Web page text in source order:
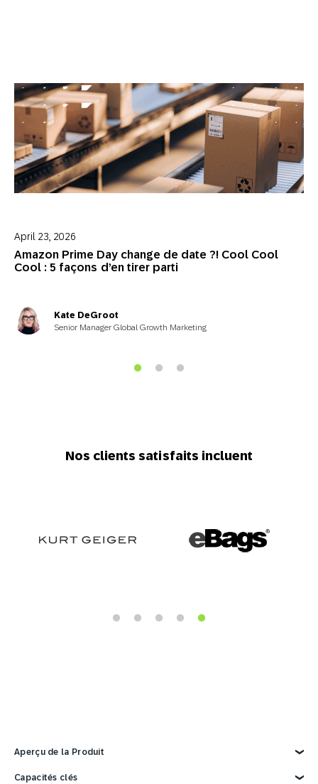
Amazon Prime Day change de date ?! Cool Cool
Cool : 5 façons d’en tirer parti
April 23, 2026
Kate DeGroot
Senior Manager Global Growth Marketing
Nos clients satisfaits incluent
Aperçu de la Produit
Explorez la Produit
Capacités clés